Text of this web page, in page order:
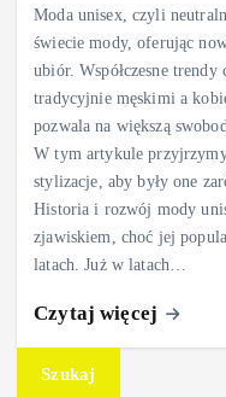
Moda unisex, czyli
świecie mody, oferując
ubiór. Współczesne
tradycyjnie męskimi a
pozwala na większą
W tym artykule
stylizacje, aby były one
Historia i rozwój mody
zjawiskiem, choć jej
latach. Już w latach…
Czytaj więcej
Szukaj